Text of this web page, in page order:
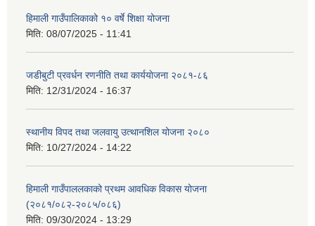
हिमाली गाउँपालिकाको १० वर्षे शिक्षा योजना
मिति: 08/07/2025 - 11:41
जडीबुटी प्रवर्धन रणनीति तथा कार्ययाेजना २०८१-८६
मिति: 12/31/2024 - 16:37
स्थानीय विपद तथा जलवायु उत्थानशिल योजना २०८०
मिति: 10/27/2024 - 14:22
हिमाली गाउँपाललकाको प्रथम आवधिक विकास योजना
(२०८१/०८२-२०८५/०८६)
मिति: 09/30/2024 - 13:29